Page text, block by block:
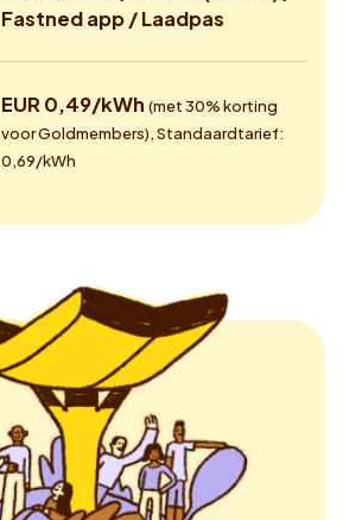
Fastned app / Laadpas
EUR 0,49/kWh (met 30% korting
voor Goldmembers), Standaardtarief:
0,69/kWh